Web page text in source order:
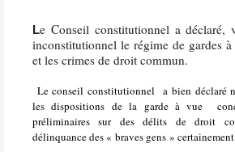
Le Conseil constitutionnel a déclaré,
inconstitutionnel le régime de gardes
et les crimes de droit commun.
Le conseil constitutionnel
a bien déclaré
les dispositions de la garde à vue
préliminaires sur des délits de droit
délinquance des « braves gens »